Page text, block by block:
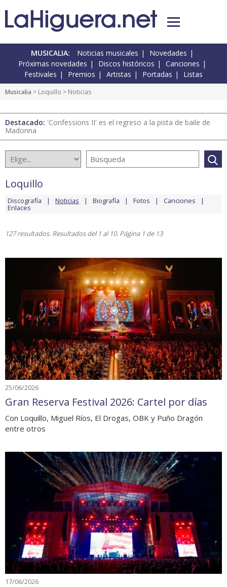
MUSICALIA: Noticias musicales
Novedades
Próximas novedades
Discos históricos
Canciones
Festivales
Premios Artistas Portadas Listas
Musicalia > Loquillo > Noticias
Destacado: 'Confessions II' es el regreso a la pista de baile de
Madonna
Loquillo
Discografía Noticias Biografía Fotos Canciones
Enlaces
127 resultados. Resultados del 1 al 10. Página 1 de 13
25/06/2026
Gran Reserva Festival 2026: Cartel por días
Con Loquillo, Miguel Ríos, El Drogas, OBK y Puño Dragón
entre otros
17/06/2026